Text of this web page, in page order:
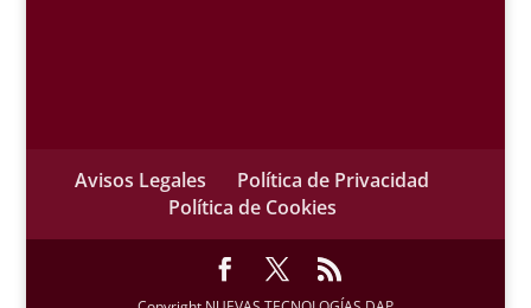
Avisos Legales
Política de Privacidad
Política de Cookies